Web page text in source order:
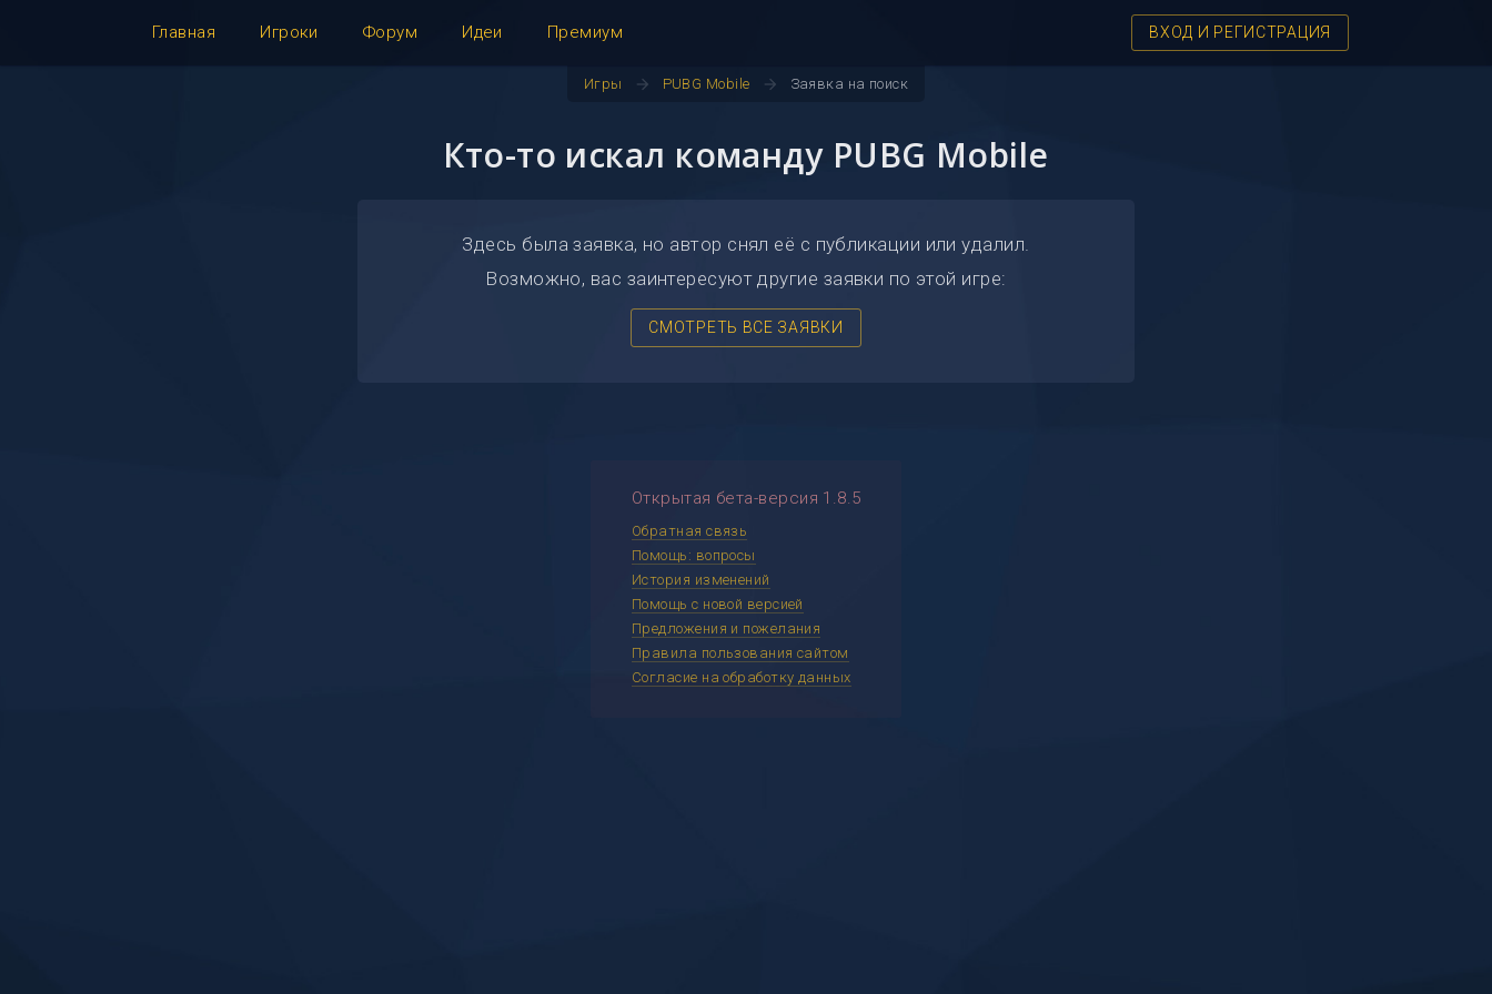
Главная Игроки Форум Идеи Премиум ВХОД И РЕГИСТРАЦИЯ
Игры arrow_forward PUBG Mobile arrow_forward Заявка на поиск
Кто-то искал команду PUBG Mobile
Здесь была заявка, но автор снял её с публикации или удалил.
Возможно, вас заинтересуют другие заявки по этой игре:
СМОТРЕТЬ ВСЕ ЗАЯВКИ
Открытая бета-версия 1.8.5
Обратная связь
Помощь: вопросы
История изменений
Помощь с новой версией
Предложения и пожелания
Правила пользования сайтом
Согласие на обработку данных